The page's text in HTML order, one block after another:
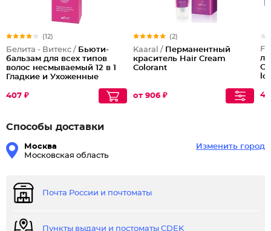
(12)
Белита - Витекс / Бьюти-
бальзам для всех типов
волос несмываемый 12 в 1
Гладкие и Ухоженные
407 ₽
(2)
Kaaral / Перманентный
краситель Hair Cream
Colorant
от 906 ₽
Способы доставки
Москва
Московская область
Изменить город
Почта России и почтоматы
Пункты выдачи и постоматы CDEK